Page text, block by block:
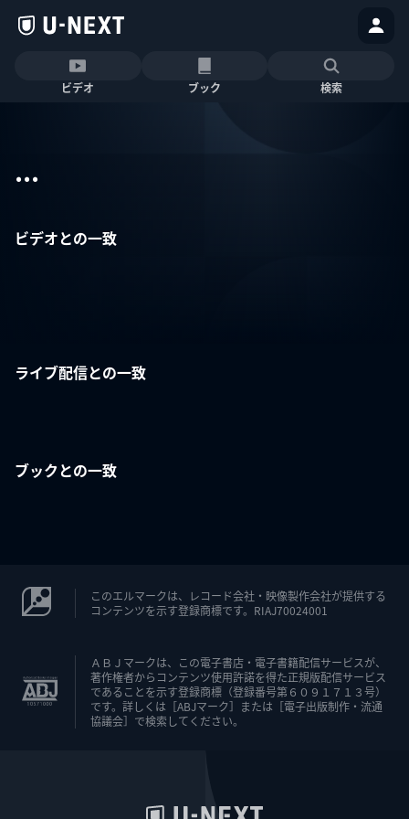
ビデオ ブック 検索
...
ビデオとの一致
ライブ配信との一致
ブックとの一致
このエルマークは、レコード会社・映像製作会社が提供する
コンテンツを示す登録商標です。RIAJ70024001
ＡＢＪマークは、この電子書店・電子書籍配信サービスが、
著作権者からコンテンツ使用許諾を得た正規版配信サービス
であることを示す登録商標（登録番号第６０９１７１３号）
です。詳しくは［ABJマーク］または［電子出版制作・流通
協議会］で検索してください。